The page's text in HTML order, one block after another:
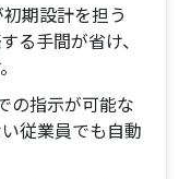
期設計を担う
る手間が省け、
の指示が可能な
従業員でも自動